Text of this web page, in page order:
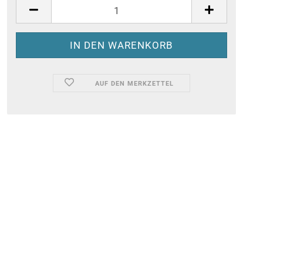
AUF DEN MERKZETTEL